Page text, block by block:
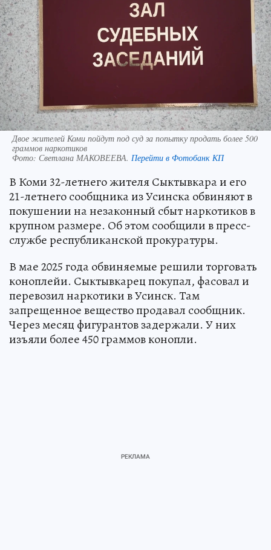
Двое жителей Коми пойдут под суд за попытку продать более 500
граммов наркотиков
Фото: Светлана МАКОВЕЕВА. Перейти в Фотобанк КП
В Коми 32-летнего жителя Сыктывкара и его
21-летнего сообщника из Усинска обвиняют в
покушении на незаконный сбыт наркотиков в
крупном размере. Об этом сообщили в пресс-
службе республиканской прокуратуры.
В мае 2025 года обвиняемые решили торговать
коноплейи. Сыктывкарец покупал, фасовал и
перевозил наркотики в Усинск. Там
запрещенное вещество продавал сообщник.
Через месяц фигурантов задержали. У них
изъяли более 450 граммов конопли.